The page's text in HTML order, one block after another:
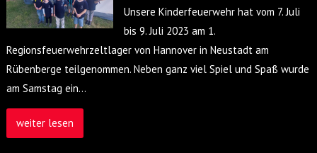
Unsere Kinderfeuerwehr hat vom 7. Juli
bis 9. Juli 2023 am 1.
Regionsfeuerwehrzeltlager von Hannover in Neustadt am
Rübenberge teilgenommen. Neben ganz viel Spiel und Spaß wurde
am Samstag ein…
weiter lesen